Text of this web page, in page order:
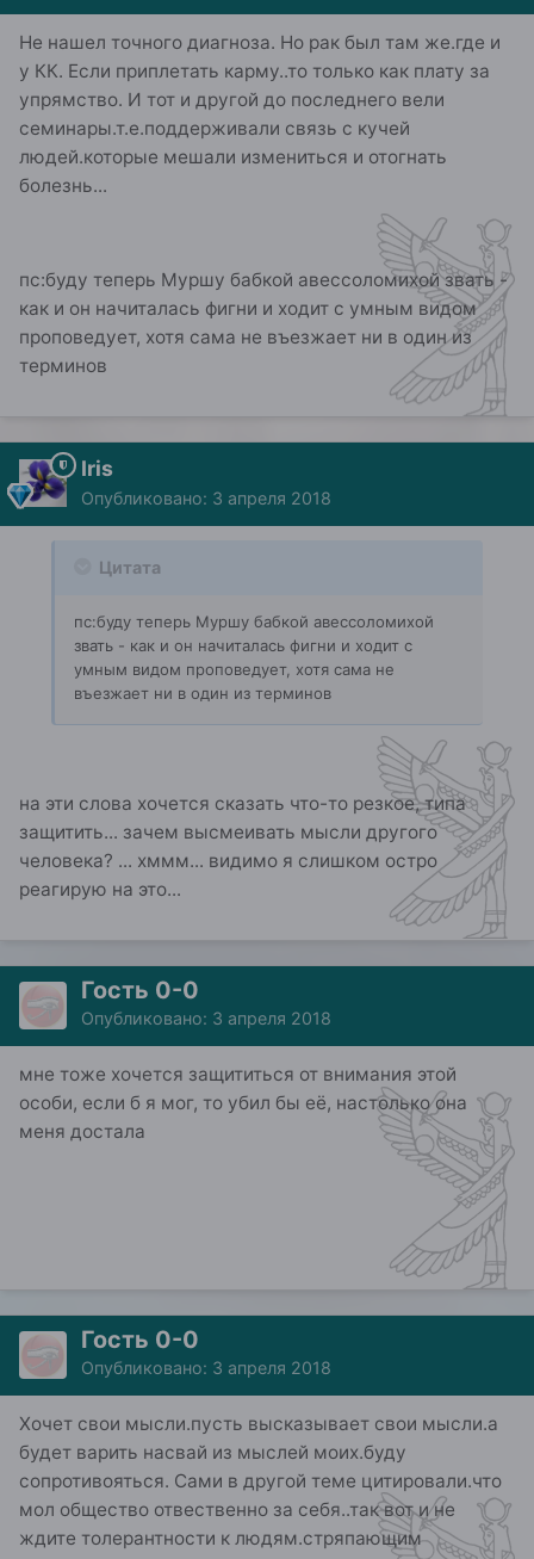
Не нашел точного диагноза. Но рак был там же.где и
у КК. Если приплетать карму..то только как плату за
упрямство. И тот и другой до последнего вели
семинары.т.е.поддерживали связь с кучей
людей.которые мешали измениться и отогнать
болезнь...
пс:буду теперь Муршу бабкой авессоломихой звать -
как и он начиталась фигни и ходит с умным видом
проповедует, хотя сама не въезжает ни в один из
терминов
Iris
Опубликовано: 3 апреля 2018
Цитата
пс:буду теперь Муршу бабкой авессоломихой
звать - как и он начиталась фигни и ходит с
умным видом проповедует, хотя сама не
въезжает ни в один из терминов
на эти слова хочется сказать что-то резкое, типа
защитить... зачем высмеивать мысли другого
человека? ... хммм... видимо я слишком остро
реагирую на это...
Гость 0-0
Опубликовано: 3 апреля 2018
мне тоже хочется защититься от внимания этой
особи, если б я мог, то убил бы её, настолько она
меня достала
Гость 0-0
Опубликовано: 3 апреля 2018
Хочет свои мысли.пусть высказывает свои мысли.а
будет варить насвай из мыслей моих.буду
сопротивояться. Сами в другой теме цитировали.что
мол общество отвественно за себя..так вот и не
ждите толерантности к людям.стряпающим